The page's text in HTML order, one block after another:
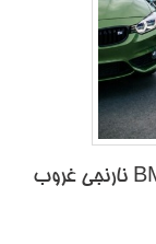
پک قلم خشگير بی ام و سری 4 کروک BMW نارنجي غروب